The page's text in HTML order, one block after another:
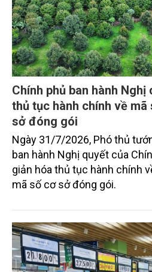
Chính phủ ban hành Nghị quyết đơn
thủ tục hành chính về
sở đóng gói
Ngày 31/7/2026, Phó thủ
ban hành Nghị quyết của
giản hóa thủ tục hành chính
mã số cơ sở đóng gói.